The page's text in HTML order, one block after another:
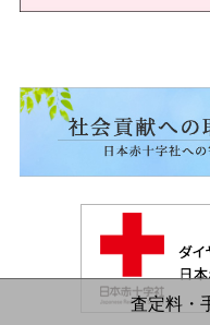
査定料・